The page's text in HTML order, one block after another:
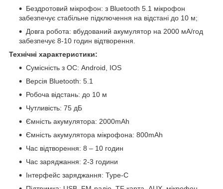
Бездротовий мікрофон: з Bluetooth 5.1 мікрофон
забезпечує стабільне підключення на відстані до 10 м;
Довга робота: вбудований акумулятор на 2000 мА/год
забезпечує 8-10 годин відтворення.
Технічні характеристики:
Сумісність з ОС: Android, IOS
Версія Bluetooth: 5.1
Робоча відстань: до 10 м
Чутливість: 75 дБ
Ємність акумулятора: 2000mAh
Ємність акумулятора мікрофона: 800mAh
Час відтворення: 8 – 10 годин
Час заряджання: 2-3 години
Інтерфейс заряджання: Type-C